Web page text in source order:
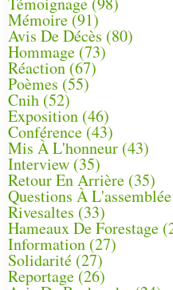
Mémoire (91)
Avis De Décès (80)
Hommage (73)
Réaction(67)
Poèmes (55)
Cnih (52)
Exposition (46)
Conférence(43)
Mis À L'honneur (43)
Interview (35)
Retour En Arrière (35)
Questions À
Rivesaltes (33)
Hameaux De Forestage
Information (27)
Solidarité (27)
Reportage(26)